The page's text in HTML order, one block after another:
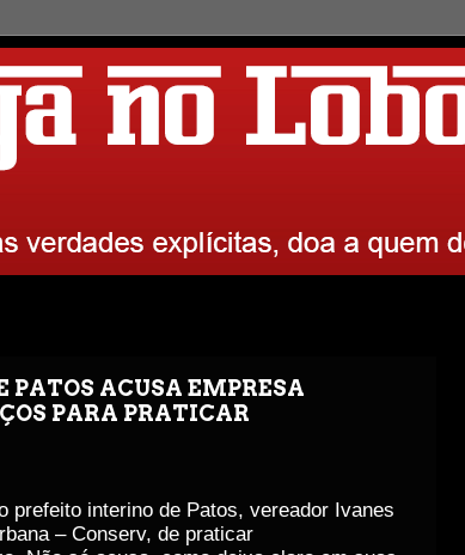
PATOS ACUSA EMPRESA
PARA PRATICAR
prefeito interino de Patos, vereador Ivanes
– Conserv, de praticar